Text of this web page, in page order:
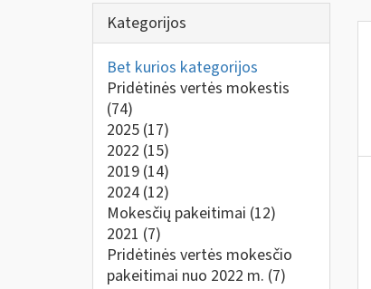
Kategorijos
Bet kurios kategorijos
Pridėtinės vertės mokestis
(74)
2025 (17)
2022 (15)
2019 (14)
2024 (12)
Mokesčių pakeitimai (12)
2021 (7)
Pridėtinės vertės mokesčio
pakeitimai nuo 2022 m. (7)